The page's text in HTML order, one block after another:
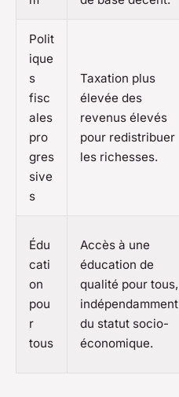
Polit
ique
s
fisc
ales
pro
gres
sive
s
Taxation plus
élevée des
revenus élevés
pour redistribuer
les richesses.
Édu
cati
on
pou
r
tous
Accès à une
éducation de
qualité pour tous,
indépendamment
du statut socio-
économique.